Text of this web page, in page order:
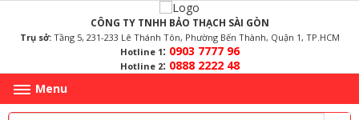
CÔNG TY TNHH BẢO THẠCH SÀI GÒN
Trụ sở:Tầng 5, 231-233 Lê Thánh Tôn, Phường Bến Thành, Quận 1, TP.HCM
Hotline 1: 0903 7777 96
Hotline 2: 0888 2222 48
Menu